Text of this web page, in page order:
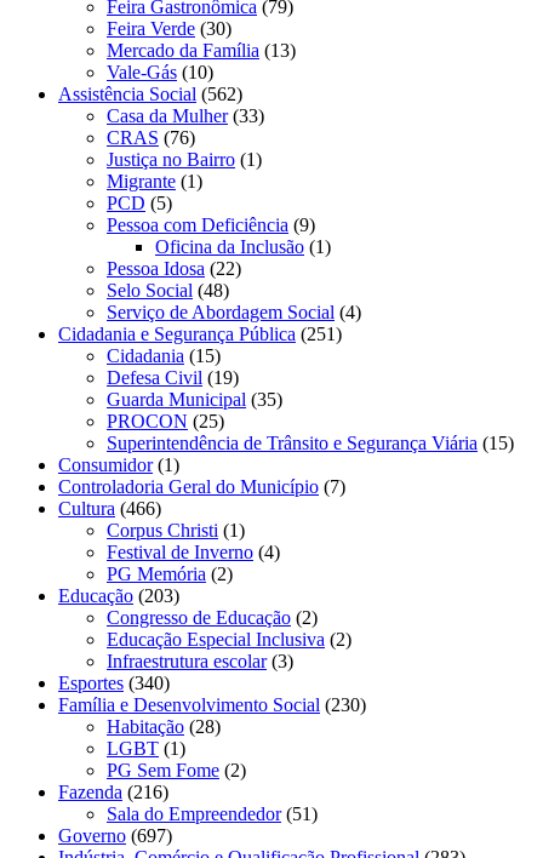
Feira Gastronômica (79)
Feira Verde (30)
Mercado da Família (13)
Vale-Gás (10)
Assistência Social (562)
Casa da Mulher(33)
CRAS (76)
Justiça no Bairro (1)
Migrante (1)
PCD (5)
Pessoa com Deficiência (9)
Oficina da Inclusão (1)
Pessoa Idosa (22)
Selo Social (48)
Serviço de Abordagem Social (4)
Cidadania e Segurança Pública (251)
Cidadania (15)
Defesa Civil (19)
Guarda Municipal (35)
PROCON (25)
Superintendência de Trânsito e Segurança Viária (15)
Consumidor(1)
Controladoria Geral do Município (7)
Cultura (466)
Corpus Christi (1)
Festival de Inverno (4)
PG Memória (2)
Educação (203)
Congresso de Educação (2)
Educação Especial Inclusiva (2)
Infraestrutura escolar(3)
Esportes (340)
Família e Desenvolvimento Social (230)
Habitação (28)
LGBT (1)
PG Sem Fome (2)
Fazenda (216)
Sala do Empreendedor(51)
Governo (697)